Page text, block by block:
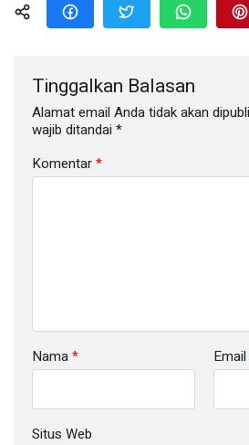
Tinggalkan Balasan
Alamat email Anda tidak akan
wajib ditandai *
Komentar*
Nama* Email
Situs Web